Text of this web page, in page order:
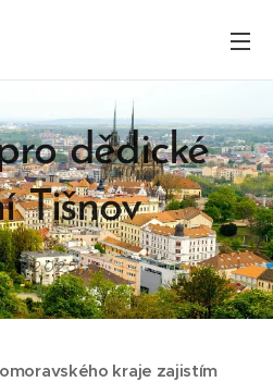
dědické
Tišnov
kraje zajistím